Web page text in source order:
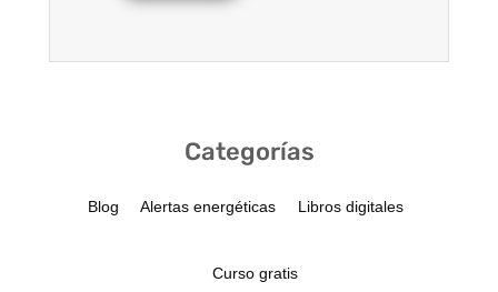
Categorías
Blog Alertas energéticas Libros digitales
Curso gratis